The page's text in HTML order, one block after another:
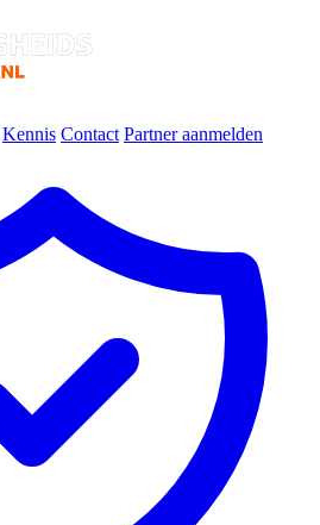
Kennis Contact Partner aanmelden